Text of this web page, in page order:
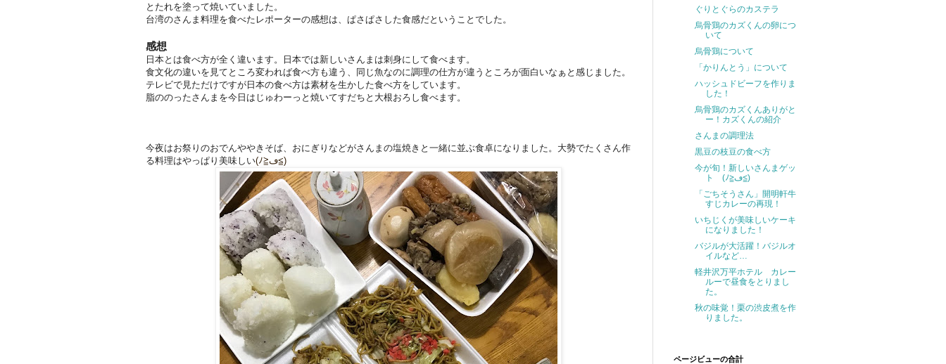
とたれを塗って焼いていました。
台湾のさんま料理を食べたレポーターの感想は、ぱさぱさした食感だということでした。
感想
日本とは食べ方が全く違います。日本では新しいさんまは刺身にして食べます。
食文化の違いを見てところ変われば食べ方も違う、同じ魚なのに調理の仕方が違うところが面白いなぁと感じました。
テレビで見ただけですが日本の食べ方は素材を生かした食べ方をしています。
脂ののったさんまを今日はじゅわーっと焼いてすだちと大根おろし食べます。
今夜はお祭りのおでんややきそば、おにぎりなどがさんまの塩焼きと一緒に並ぶ食卓になりました。大勢でたくさん作
る料理はやっぱり美味しい
(ﾉ≧ڡ≦)
ぐりとぐらのカステラ
烏骨鶏のカズくんの卵につ
いて
烏骨鶏について
「かりんとう」について
ハッシュドビーフを作りま
した！
烏骨鶏のカズくんありがと
ー！カズくんの紹介
さんまの調理法
黒豆の枝豆の食べ方
今が旬！新しいさんまゲッ
ト (ﾉ≧ڡ≦)
「ごちそうさん」開明軒牛
すじカレーの再現！
いちじくが美味しいケーキ
になりました！
バジルが大活躍！バジルオ
イルなど…
軽井沢万平ホテル カレー
ルーで昼食をとりまし
た。
秋の味覚！栗の渋皮煮を作
りました。
ページビューの合計